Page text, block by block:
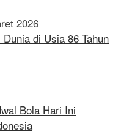
2026
di Usia 86 Tahun
Bola Hari Ini